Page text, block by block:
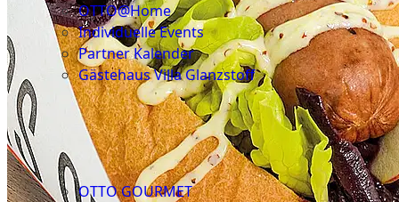
OTTO@Home
Individuelle Events
Partner Kalender
Gästehaus Villa Glanzstoff
Gutscheine
Über
uns
OTTO GOURMET